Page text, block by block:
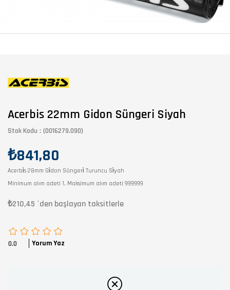
Acerbis 22mm Gidon Süngeri Siyah
Stok Kodu (0016279.090)
₺841,80
Acerbi̇s 28mm Gi̇don Süngeri̇ Turuncu Si̇yah
Minimum alım adeti 1, Maksimum alım adeti 999999
₺210,45 `den başlayan taksitlerle
0.0 Yorum Yaz